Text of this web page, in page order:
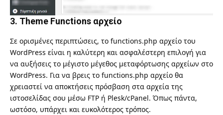
3. Theme Functions αρχείο
Σε ορισμένες περιπτώσεις, το functions.php αρχείο του
WordPress είναι η καλύτερη και ασφαλέστερη επιλογή για
να αυξήσεις το μέγιστο μέγεθος μεταφόρτωσης αρχείων στο
WordPress. Για να βρεις το functions.php αρχείο θα
χρειαστεί να αποκτήσεις πρόσβαση στα αρχεία της
ιστοσελίδας σου μέσω FTP ή Plesk/cPanel. Όπως πάντα,
ωστόσο, υπάρχει και ευκολότερος τρόπος.